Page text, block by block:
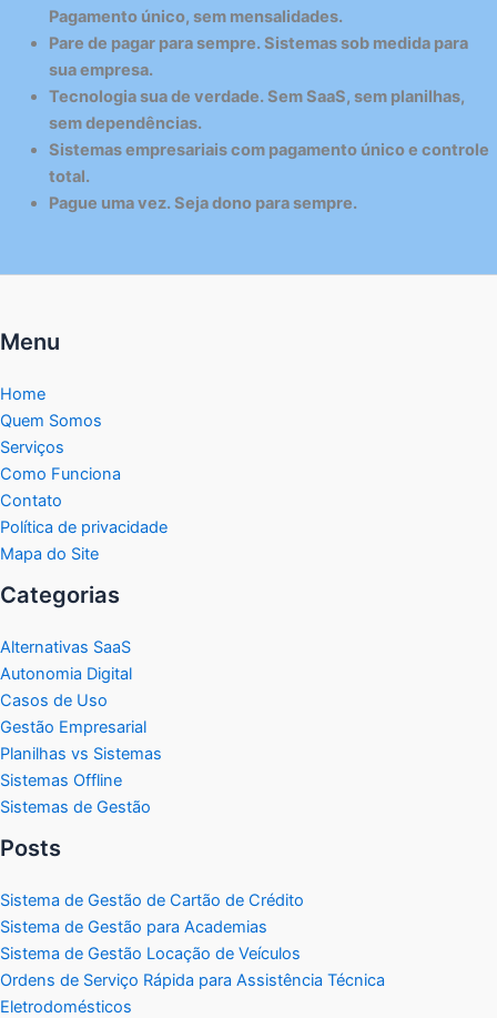
Pagamento único, sem mensalidades.
Pare de pagar para sempre. Sistemas sob medida para
sua empresa.
Tecnologia sua de verdade. Sem SaaS, sem planilhas,
sem dependências.
Sistemas empresariais com pagamento único e controle
total.
Pague uma vez. Seja dono para sempre.
Menu
Home
Quem Somos
Serviços
Como Funciona
Contato
Política de privacidade
Mapa do Site
Categorias
Alternativas SaaS
Autonomia Digital
Casos de Uso
Gestão Empresarial
Planilhas vs Sistemas
Sistemas Offline
Sistemas de Gestão
Posts
Sistema de Gestão de Cartão de Crédito
Sistema de Gestão para Academias
Sistema de Gestão Locação de Veículos
Ordens de Serviço Rápida para Assistência Técnica
Eletrodomésticos